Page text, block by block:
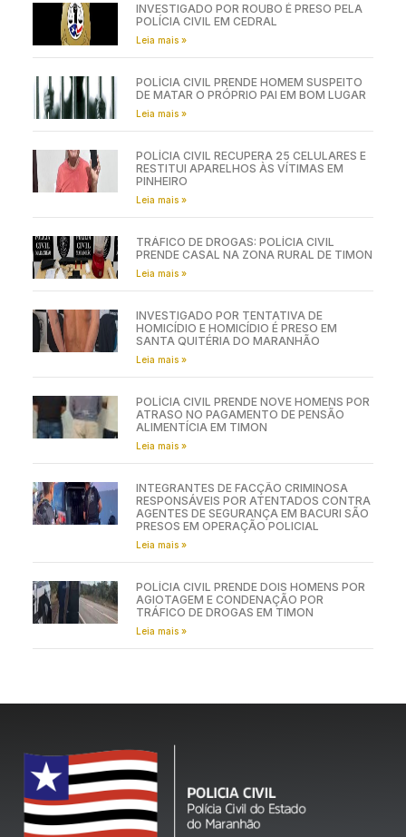
INVESTIGADO POR ROUBO É PRESO PELA
POLÍCIA CIVIL EM CEDRAL
Leia mais »
POLÍCIA CIVIL PRENDE HOMEM SUSPEITO
DE MATAR O PRÓPRIO PAI EM BOM LUGAR
Leia mais »
POLÍCIA CIVIL RECUPERA 25 CELULARES E
RESTITUI APARELHOS ÀS VÍTIMAS EM
PINHEIRO
Leia mais »
TRÁFICO DE DROGAS: POLÍCIA CIVIL
PRENDE CASAL NA ZONA RURAL DE TIMON
Leia mais »
INVESTIGADO POR TENTATIVA DE
HOMICÍDIO E HOMICÍDIO É PRESO EM
SANTA QUITÉRIA DO MARANHÃO
Leia mais »
POLÍCIA CIVIL PRENDE NOVE HOMENS POR
ATRASO NO PAGAMENTO DE PENSÃO
ALIMENTÍCIA EM TIMON
Leia mais »
INTEGRANTES DE FACÇÃO CRIMINOSA
RESPONSÁVEIS POR ATENTADOS CONTRA
AGENTES DE SEGURANÇA EM BACURI SÃO
PRESOS EM OPERAÇÃO POLICIAL
Leia mais »
POLÍCIA CIVIL PRENDE DOIS HOMENS POR
AGIOTAGEM E CONDENAÇÃO POR
TRÁFICO DE DROGAS EM TIMON
Leia mais »